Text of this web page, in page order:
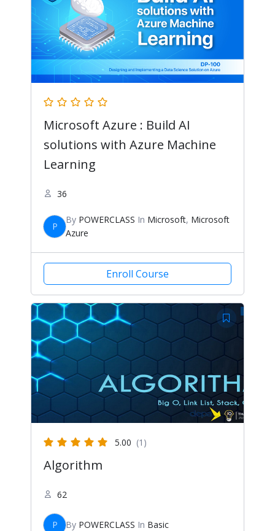
Microsoft Azure : Build AI
solutions with Azure Machine
Learning
36
P
By POWERCLASS In Microsoft, Microsoft
Azure
Enroll Course
5.00 (1)
Algorithm
62
P By POWERCLASS In Basic